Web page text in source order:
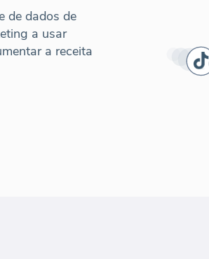
de dados de
a usar
a receita